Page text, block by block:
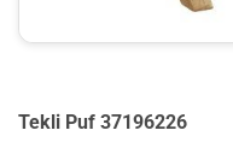
Tekli Puf 37196226